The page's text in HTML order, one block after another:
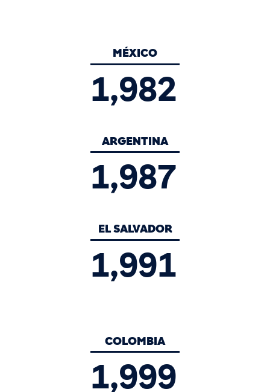
MÉXICO
1,982
ARGENTINA
1,987
EL SALVADOR
1,991
COLOMBIA
1,999